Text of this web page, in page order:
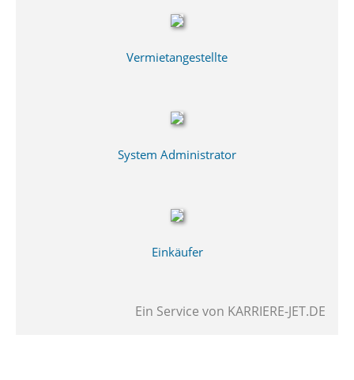
Vermietangestellte
System Administrator
Einkäufer
Ein Service von KARRIERE-JET.DE